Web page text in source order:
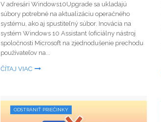
V adresári Windows10Upgrade sa ukladajú
súbory potrebné na aktualizáciu operačného
systému, ako aj spustiteľný súbor. Inovácia na
systém Windows 10 Assistant (oficiálny nástroj
spoločnosti Microsoft na zjednodušenie prechodu
používateľov na...
ČÍTAJ VIAC
ODSTRÁNIŤ PRIEČINKY